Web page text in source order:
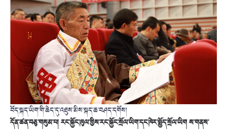
བོད་སྐད་ཡིག་གི་ཆེད་དུ་འཐུས་མིས་སྐད་ཆ་བཤད་དགོས།
དོན་ཚན་བཅུ་གསུམ་པ། རང་སྐྱོང་ཁུལ་གྱིས་རང་སྐྱོང་སྲོལ་ཡིག་དང་ཁེར་སྤྱོད་སྲོལ་ཡིག ས་གནས་